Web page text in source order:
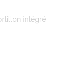
intégré